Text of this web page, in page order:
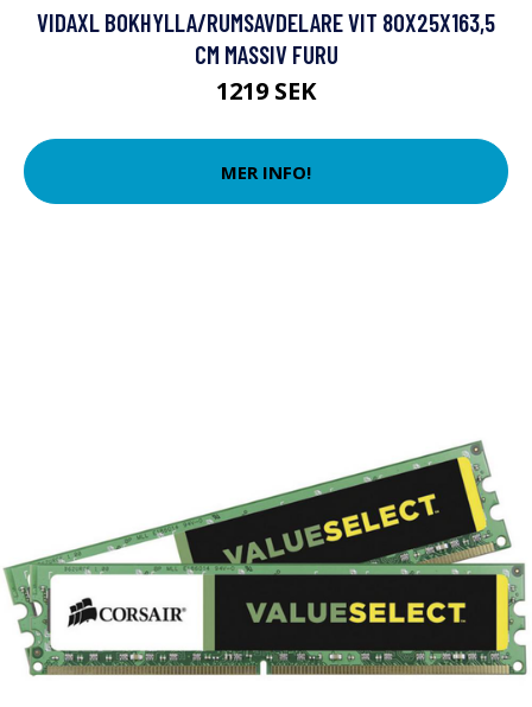
VIDAXL BOKHYLLA/RUMSAVDELARE VIT 80X25X163,5
CM MASSIV FURU
1219 SEK
MER INFO!